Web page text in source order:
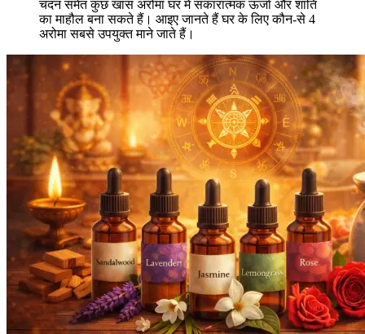
चंदन समेत कुछ खास अरोमा घर में सकारात्मक ऊर्जा और शांति
का माहौल बना सकते हैं। आइए जानते हैं घर के लिए कौन-से 4
अरोमा सबसे उपयुक्त माने जाते हैं।